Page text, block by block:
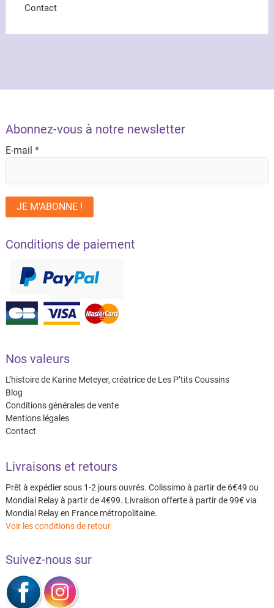
Contact
Abonnez-vous à notre newsletter
E-mail *
Conditions de paiement
Nos valeurs
L’histoire de Karine Meteyer, créatrice de Les P’tits Coussins
Blog
Conditions générales de vente
Mentions légales
Contact
Livraisons et retours
Prêt à expédier sous 1-2 jours ouvrés. Colissimo à partir de 6€49 ou
Mondial Relay à partir de 4€99. Livraison offerte à partir de 99€ via
Mondial Relay en France métropolitaine.
Voir les conditions de retour
Suivez-nous sur